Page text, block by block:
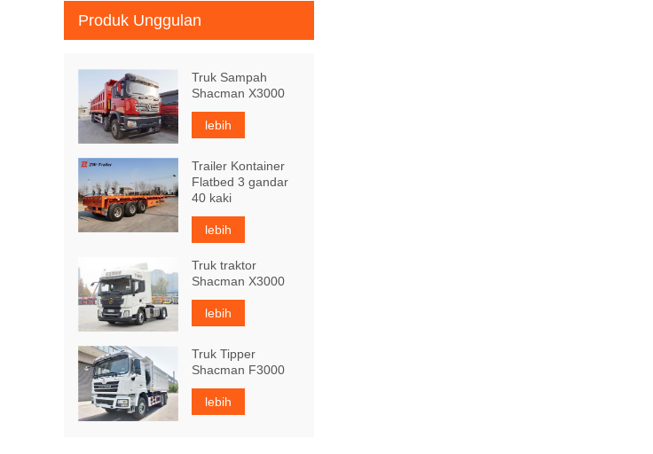
Produk Unggulan
Truk Sampah
Shacman X3000
lebih
Trailer Kontainer
Flatbed 3 gandar
40 kaki
lebih
Truk traktor
Shacman X3000
lebih
Truk Tipper
Shacman F3000
lebih